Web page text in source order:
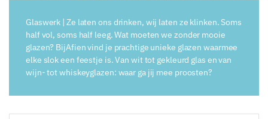
Glaswerk | Ze laten ons drinken, wij laten ze klinken. Soms
half vol, soms half leeg. Wat moeten we zonder mooie
glazen? BijAfien vind je prachtige unieke glazen waarmee
elke slok een feestje is. Van wit tot gekleurd glas en van
wijn- tot whiskeyglazen: waar ga jij mee proosten?